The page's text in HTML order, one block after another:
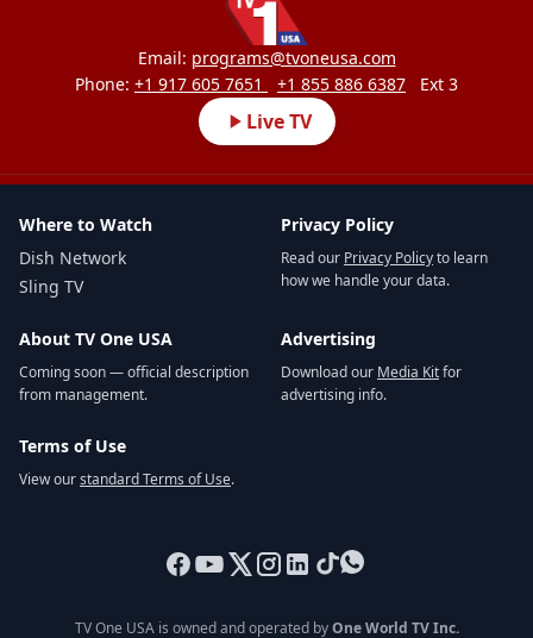
Email: programs@tvoneusa.com
Phone: +1 917 605 7651 +1 855 886 6387 Ext 3
Live TV
Where to Watch
Dish Network
Sling TV
Privacy Policy
Read our Privacy Policyto learn
how we handle your data.
About TV One USA
Coming soon — official description
from management.
Advertising
Download our Media Kitfor
advertising info.
Terms of Use
View ourstandard Terms of Use.
TV One USA is owned and operated byOne World TV Inc.